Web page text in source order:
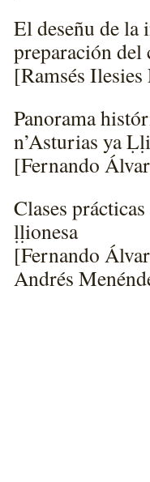
El deseñu de la
preparación del
[Ramsés
Panorama
n’Asturias ya
[Fernando
Clases
ḷḷionesa
[Fernando
Andrés